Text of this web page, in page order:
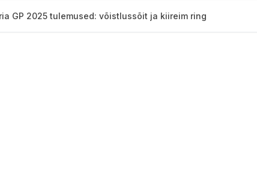
GP 2025 tulemused: võistlussõit ja kiireim ring